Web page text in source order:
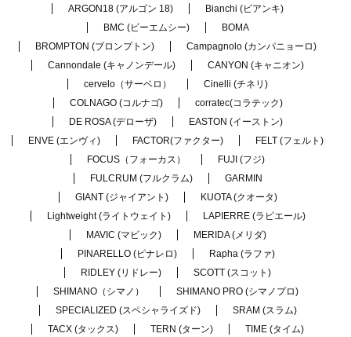
ARGON18 (アルゴン 18)
Bianchi (ビアンキ)
BMC (ビーエムシー)
BOMA
BROMPTON (ブロンプトン)
Campagnolo (カンパニョーロ)
Cannondale (キャノンデール)
CANYON (キャニオン)
cervelo（サーベロ）
Cinelli (チネリ)
COLNAGO (コルナゴ)
corratec(コラテック)
DE ROSA (デローザ)
EASTON (イーストン)
ENVE (エンヴィ)
FACTOR(ファクター)
FELT (フェルト)
FOCUS（フォーカス）
FUJI (フジ)
FULCRUM (フルクラム)
GARMIN
GIANT (ジャイアント)
KUOTA (クオータ)
Lightweight (ライトウェイト)
LAPIERRE (ラピエール)
MAVIC (マビック)
MERIDA (メリダ)
PINARELLO (ピナレロ)
Rapha (ラファ)
RIDLEY (リドレー)
SCOTT (スコット)
SHIMANO（シマノ）
SHIMANO PRO (シマノプロ)
SPECIALIZED (スペシャライズド)
SRAM (スラム)
TACX (タックス)
TERN (ターン)
TIME (タイム)